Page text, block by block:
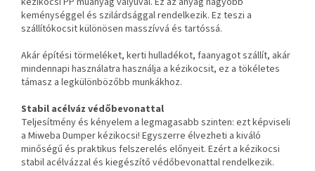
keménységgel és szilárdsággal rendelkezik. Ez teszi a
szállítókocsit különösen masszívvá és tartóssá.
Akár építési törmeléket, kerti hulladékot, faanyagot szállít, akár
mindennapi használatra használja a kézikocsit, ez a tökéletes
támasz a legkülönbözőbb munkákhoz.
Stabil acélváz védőbevonattal
Teljesítmény és kényelem a legmagasabb szinten: ezt képviseli
a Miweba Dumper kézikocsi! Egyszerre élvezheti a kiváló
minőségű és praktikus felszerelés előnyeit. Ezért a kézikocsi
stabil acélvázzal és kiegészítő védőbevonattal rendelkezik.